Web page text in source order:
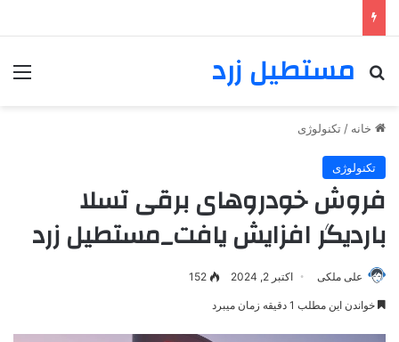
مستطیل زرد
خانه / تکنولوژی
تکنولوژی
فروش خودروهای برقی تسلا
باردیگر افزایش یافت_مستطیل زرد
علی ملکی اکتبر 2, 2024 152
خواندن این مطلب 1 دقیقه زمان میبرد